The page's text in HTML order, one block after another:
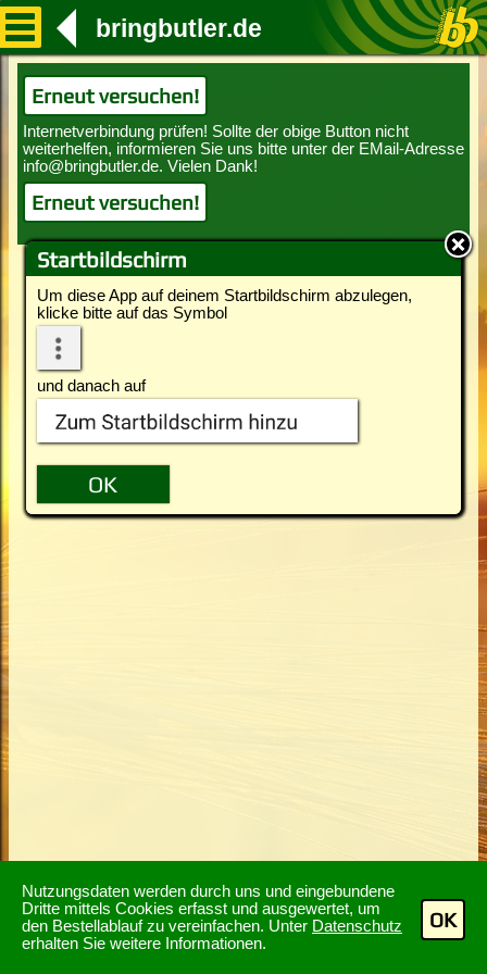
Nutzungsdaten werden durch uns und eingebundene
Dritte mittels Cookies erfasst und ausgewertet, um
den Bestellablauf zu vereinfachen. Unter Datenschutz
erhalten Sie weitere Informationen.
OK
Startbildschirm
Um diese App auf deinem Startbildschirm abzulegen,
klicke bitte auf das Symbol
und danach auf
bringbutler.de
Erneut versuchen!
Erneut versuchen!